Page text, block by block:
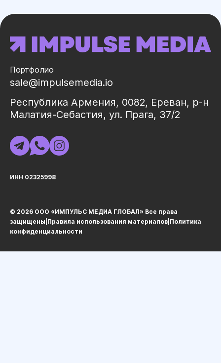
Портфолио
sale@impulsemedia.io
Республика Армения, 0082, Ереван, р-н
Малатия-Себастия, ул. Прага, 37/2
ИНН 02325998
© 2026 ООО «ИМПУЛЬС МЕДИА ГЛОБАЛ» Все права
защищеныㅤ|ㅤ Правила использования материалов Политика
конфиденциальности